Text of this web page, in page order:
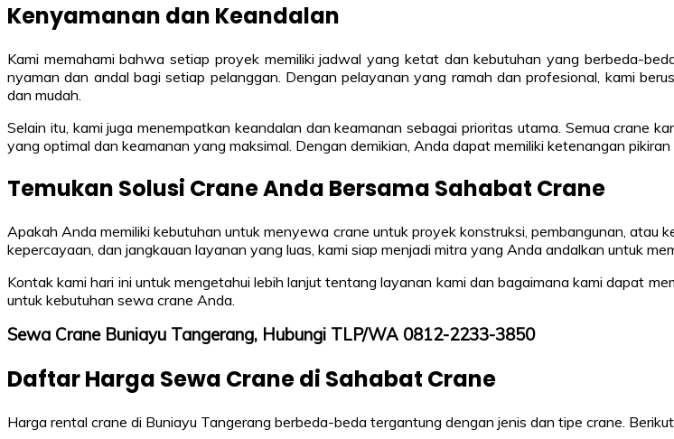
Kenyamanan dan Keandalan
Kami memahami bahwa setiap proyek memiliki jadwal yang ketat dan kebutuhan yang berbeda-
nyaman dan andal bagi setiap pelanggan. Dengan pelayanan yang ramah dan profesional, kami
dan mudah.
Selain itu, kami juga menempatkan keandalan dan keamanan sebagai prioritas utama. Semua crane
yang optimal dan keamanan yang maksimal. Dengan demikian, Anda dapat memiliki ketenangan
Temukan Solusi Crane Anda Bersama Sahabat Crane
Apakah Anda memiliki kebutuhan untuk menyewa crane untuk proyek konstruksi, pembangunan, atau
kepercayaan, dan jangkauan layanan yang luas, kami siap menjadi mitra yang Anda andalkan untuk
Kontak kami hari ini untuk mengetahui lebih lanjut tentang layanan kami dan bagaimana kami dapat
untuk kebutuhan sewa crane Anda.
Sewa Crane Buniayu Tangerang, Hubungi TLP/WA 0812-2233-3850
Daftar Harga Sewa Crane di Sahabat Crane
Harga rental crane di Buniayu Tangerang berbeda-beda tergantung dengan jenis dan tipe crane.